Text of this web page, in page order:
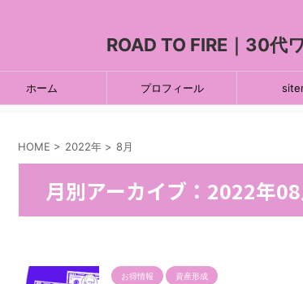
ROAD TO FIRE｜30代
ホーム プロフィール
HOME > 2022年 > 8月
月別アーカイブ：2022年08
お得情報 資産形成